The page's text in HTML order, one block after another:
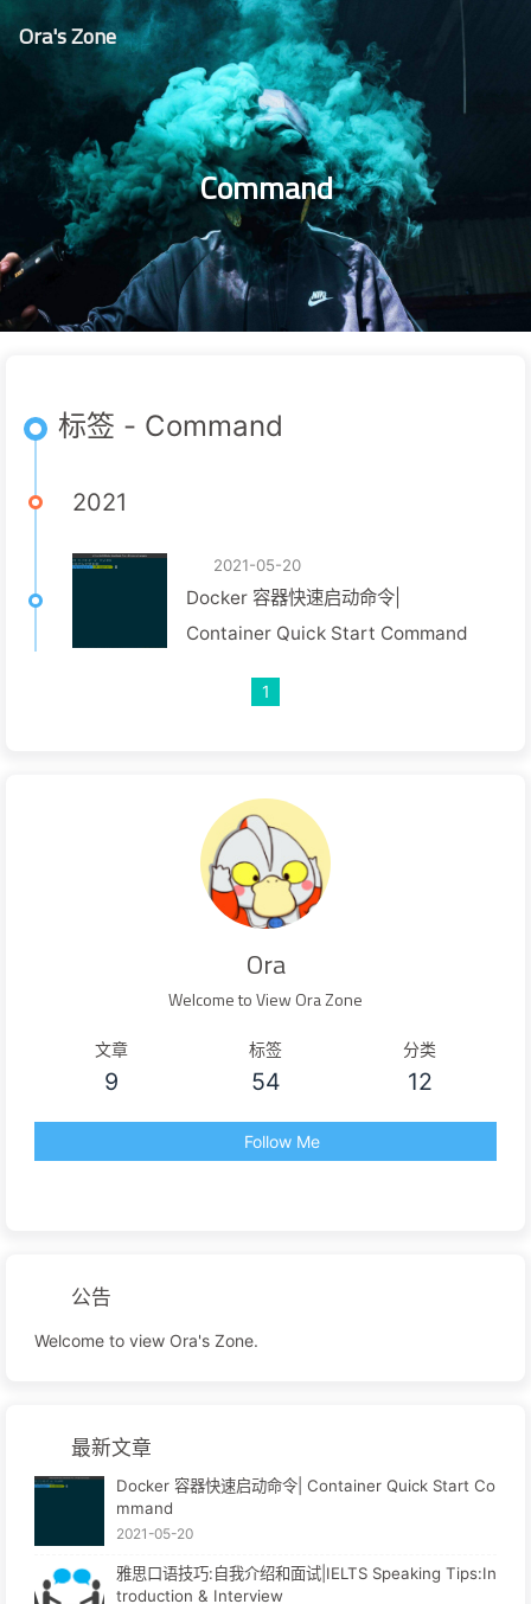
Ora's Zone
Command
标签 - Command
2021
2021-05-20
Docker 容器快速启动命令|
Container Quick Start Command
1
Ora
Welcome to View Ora Zone
文章
9
标签
54
分类
12
Follow Me
公告
Welcome to view Ora's Zone.
最新文章
Docker 容器快速启动命令| Container Quick Start Co
mmand
2021-05-20
雅思口语技巧:自我介绍和面试|IELTS Speaking Tips:In
troduction & Interview